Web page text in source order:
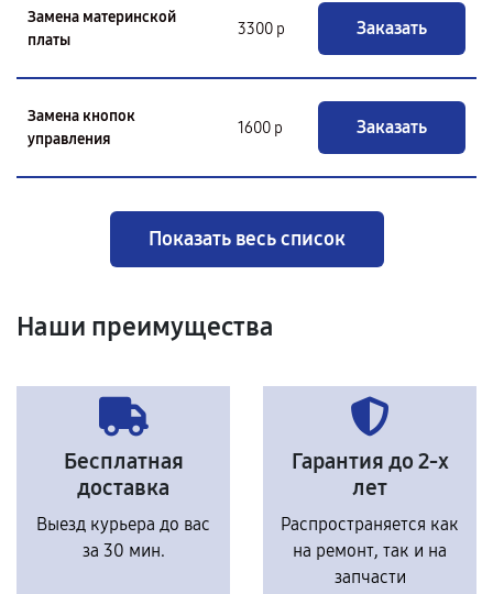
Замена материнской
платы
3300 р Заказать
Замена кнопок
управления
1600 р Заказать
Показать весь список
Наши преимущества
Бесплатная
доставка
Выезд курьера до вас
за 30 мин.
Гарантия до 2-х
лет
Распространяется как
на ремонт, так и на
запчасти